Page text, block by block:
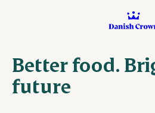
Better food.
future